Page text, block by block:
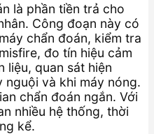
là phần tiền trả cho
Công đoạn này có
chẩn đoán, kiểm tra
đo tín hiệu cảm
liệu, quan sát hiện
và khi máy nóng.
chẩn đoán ngắn. Với
nhiều hệ thống, thời
kể.